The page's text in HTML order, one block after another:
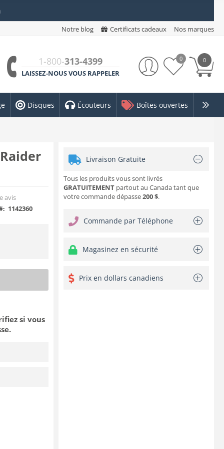
Notre blog Certificats cadeaux Nos marques
1-800-313-4399
LAISSEZ-NOUS VOUS RAPPELER
0
0
Disques Écouteurs Boîtes ouvertes
avis
1142360
si vous
Livraison Gratuite
Tous les produits vous sont livrés
GRATUITEMENT partout au Canada tant que
votre commande dépasse200 $.
Commande par Téléphone
Magasinez en sécurité
Prix en dollars canadiens